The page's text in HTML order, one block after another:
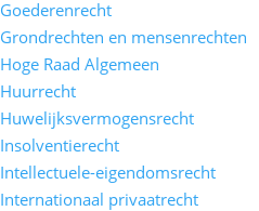
Goederenrecht
Grondrechten en mensenrechten
Hoge Raad Algemeen
Huurrecht
Huwelijksvermogensrecht
Insolventierecht
Intellectuele-eigendomsrecht
Internationaal privaatrecht